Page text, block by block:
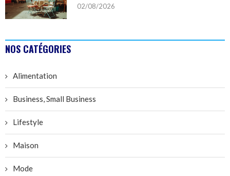
02/08/2026
NOS CATÉGORIES
Alimentation
Business, Small Business
Lifestyle
Maison
Mode